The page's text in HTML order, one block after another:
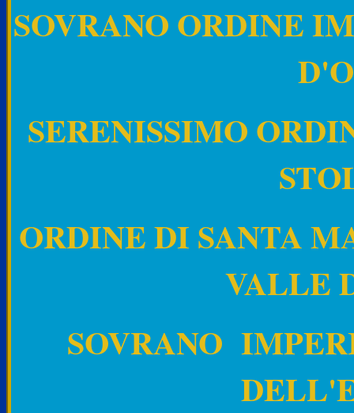
SOVRANO ORDINE
SERENISSIMO
ORDINE DI SANTA
VALLE
SOVRANO